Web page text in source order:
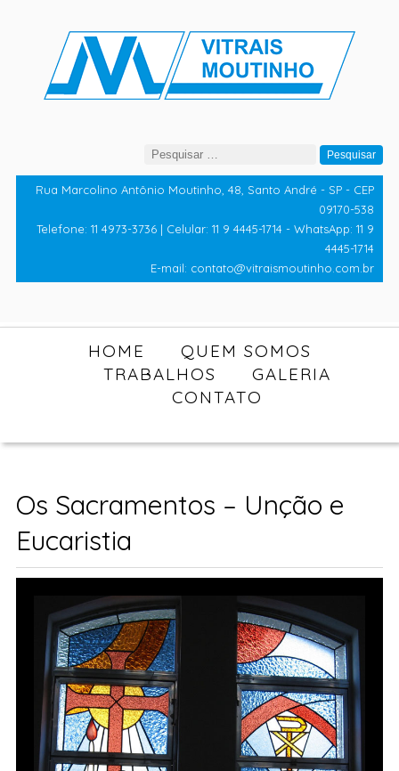
Pesquisar
por:
Rua Marcolino Antônio Moutinho, 48, Santo André - SP - CEP
09170-538
Telefone: 11 4973-3736 | Celular: 11 9 4445-1714 - WhatsApp: 11 9
4445-1714
E-mail: contato@vitraismoutinho.com.br
HOME
QUEM SOMOS
TRABALHOS
GALERIA
CONTATO
Os Sacramentos – Unção e
Eucaristia